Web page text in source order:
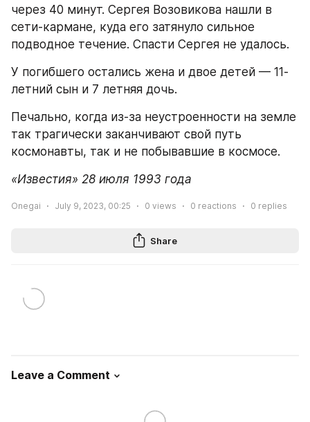
через 40 минут. Сергея Возовикова нашли в
сети-кармане, куда его затянуло сильное
подводное течение. Спасти Сергея не удалось.
У погибшего остались жена и двое детей — 11-
летний сын и 7 летняя дочь.
Печально, когда из-за неустроенности на земле
так трагически заканчивают свой путь
космонавты, так и не побывавшие в космосе.
«Известия» 28 июля 1993 года
Onegai July 9, 2023, 00:25 0 views 0 reactions 0 replies
Share
Leave a Comment